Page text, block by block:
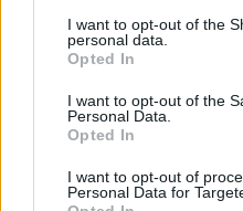
I want to opt-out of the
personal data.
Opted In
I want to opt-out of the
Personal Data.
Opted In
I want to opt-out of
Personal Data for
Μεσογειακή φώκια έκανε
"καραβιά" στον